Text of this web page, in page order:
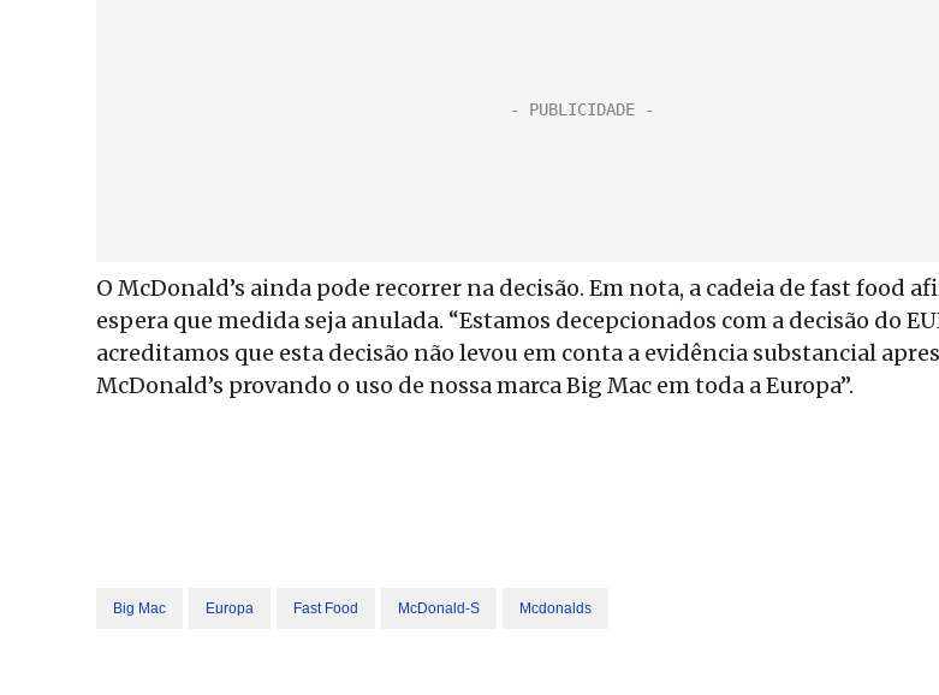
O McDonald’s ainda pode recorrer na decisão. Em nota, a cadeia de fast food
espera que medida seja anulada. “Estamos decepcionados com a decisão do
acreditamos que esta decisão não levou em conta a evidência substancial
McDonald’s provando o uso de nossa marca Big Mac em toda a Europa”.
Big Mac Europa Fast Food McDonald-S Mcdonalds